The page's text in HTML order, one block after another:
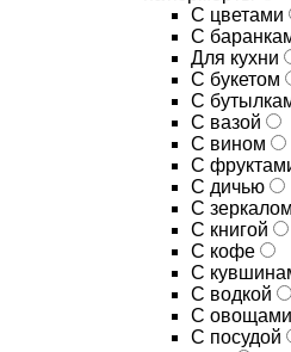
С цветами
С
Для кухни
C букетом
C
C вазой
C вином
C
C дичью
C зеркалом
C книгой
C кофе
C
C водкой
C овощами
C посудой